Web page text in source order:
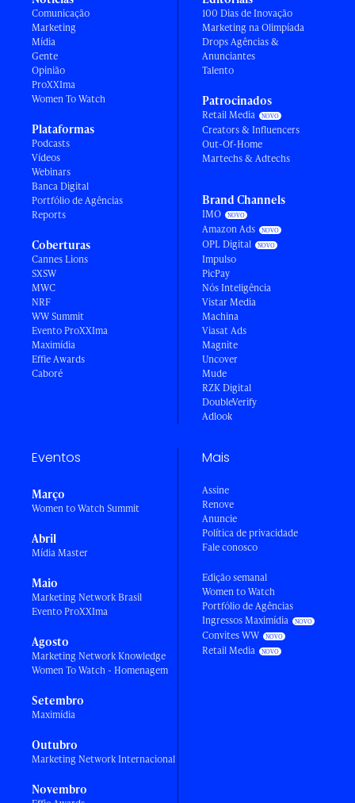
Comunicação
Marketing
Mídia
Gente
Opinião
ProXXIma
Women To Watch
Plataformas
Podcasts
Vídeos
Webinars
Banca Digital
Portfólio de Agências
Reports
Coberturas
Cannes Lions
SXSW
MWC
NRF
WW Summit
Evento ProXXIma
Maximídia
Effie Awards
Caboré
100 Dias de Inovação
Marketing na Olimpíada
Drops Agências &
Anunciantes
Talento
Patrocinados
Retail Media
Creators & Influencers
Out-Of-Home
Martechs & Adtechs
Brand Channels
IMO
Amazon Ads
OPL Digital
Impulso
PicPay
Nós Inteligência
Vistar Media
Machina
Viasat Ads
Magnite
Uncover
Mude
RZK Digital
DoubleVerify
Adlook
Eventos
Março
Women to Watch Summit
Abril
Mídia Master
Maio
Marketing Network Brasil
Evento ProXXIma
Agosto
Marketing Network Knowledge
Women To Watch - Homenagem
Setembro
Maximídia
Outubro
Marketing Network Internacional
Novembro
Mais
Assine
Renove
Anuncie
Política de privacidade
Fale conosco
Edição semanal
Women to Watch
Portfólio de Agências
Ingressos Maximídia
Convites WW
Retail Media